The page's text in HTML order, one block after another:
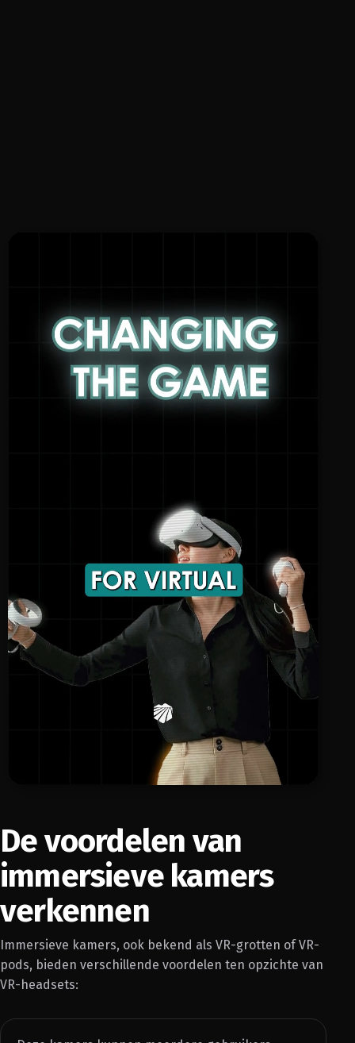
De voordelen van
immersieve kamers
verkennen
Immersieve kamers, ook bekend als VR-grotten of VR-
pods, bieden verschillende voordelen ten opzichte van
VR-headsets: